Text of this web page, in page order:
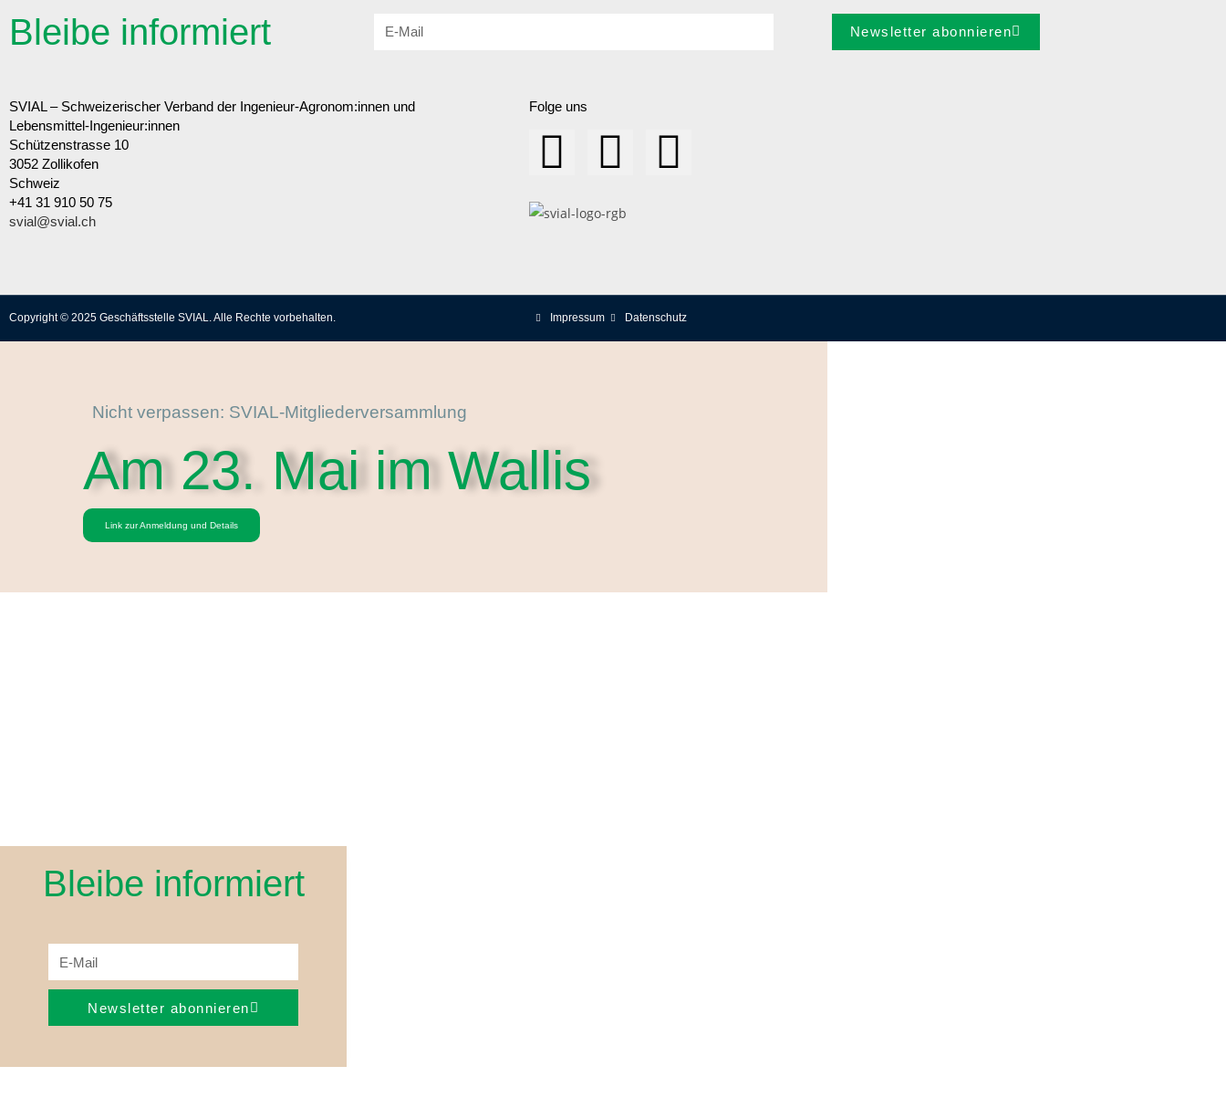
Bleibe informiert Newsletter abonnieren
SVIAL – Schweizerischer Verband der Ingenieur-Agronom:innen und
Lebensmittel-Ingenieur:innen
Schützenstrasse 10
3052 Zollikofen
Schweiz
+41 31 910 50 75
svial@svial.ch
Folge uns
Copyright © 2025 Geschäftsstelle SVIAL. Alle Rechte vorbehalten. Impressum Datenschutz
Nicht verpassen: SVIAL-Mitgliederversammlung
Am 23. Mai im Wallis
Link zur Anmeldung und Details
Bleibe informiert
Newsletter abonnieren